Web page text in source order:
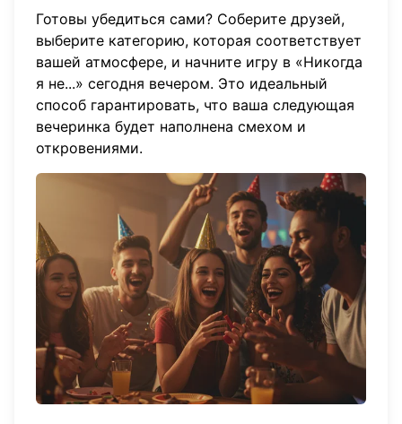
Готовы убедиться сами? Соберите друзей,
выберите категорию, которая соответствует
вашей атмосфере, и начните игру в «Никогда
я не...» сегодня вечером. Это идеальный
способ гарантировать, что ваша следующая
вечеринка будет наполнена смехом и
откровениями.